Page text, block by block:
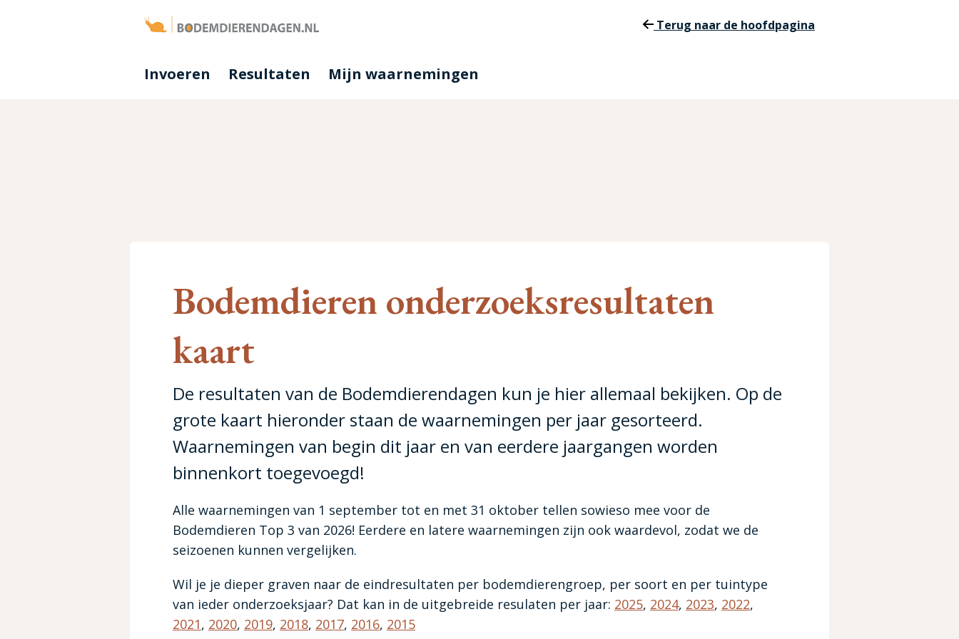
Terug naar de hoofdpagina
Invoeren Resultaten Mijn waarnemingen
Bodemdieren onderzoeksresultaten
kaart
De resultaten van de Bodemdierendagen kun je hier allemaal bekijken. Op de
grote kaart hieronder staan de waarnemingen per jaar gesorteerd.
Waarnemingen van begin dit jaar en van eerdere jaargangen worden
binnenkort toegevoegd!
Alle waarnemingen van 1 september tot en met 31 oktober tellen sowieso mee voor de
Bodemdieren Top 3 van 2026! Eerdere en latere waarnemingen zijn ook waardevol, zodat we de
seizoenen kunnen vergelijken.
Wil je je dieper graven naar de eindresultaten per bodemdierengroep, per soort en per tuintype
van ieder onderzoeksjaar? Dat kan in de uitgebreide resulaten per jaar: 2025, 2024, 2023, 2022,
2021, 2020, 2019, 2018, 2017, 2016, 2015
Invoeren